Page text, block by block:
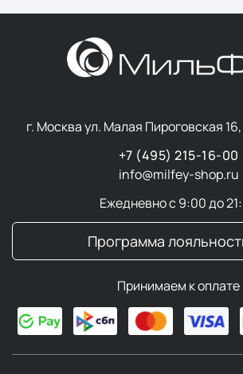
г. Москва ул. Малая Пироговская
+7 (495) 215-16-00
info@milfey-shop.ru
Ежедневно с 9:00 до
Программа
Принимаем к оплате